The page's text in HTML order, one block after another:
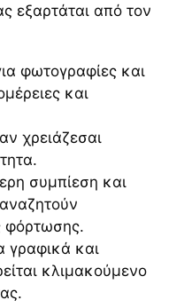
εξαρτάται από τον
φωτογραφίες και
και
χρειάζεσαι
συμπίεση και
φόρτωσης.
γραφικά και
κλιμακούμενο